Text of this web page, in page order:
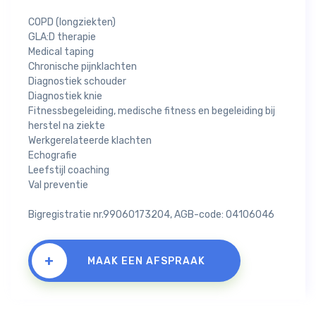
COPD (longziekten)
GLA:D therapie
Medical taping
Chronische pijnklachten
Diagnostiek schouder
Diagnostiek knie
Fitnessbegeleiding, medische fitness en begeleiding bij
herstel na ziekte
Werkgerelateerde klachten
Echografie
Leefstijl coaching
Val preventie
Bigregistratie nr.99060173204, AGB-code: 04106046
+ MAAK EEN AFSPRAAK